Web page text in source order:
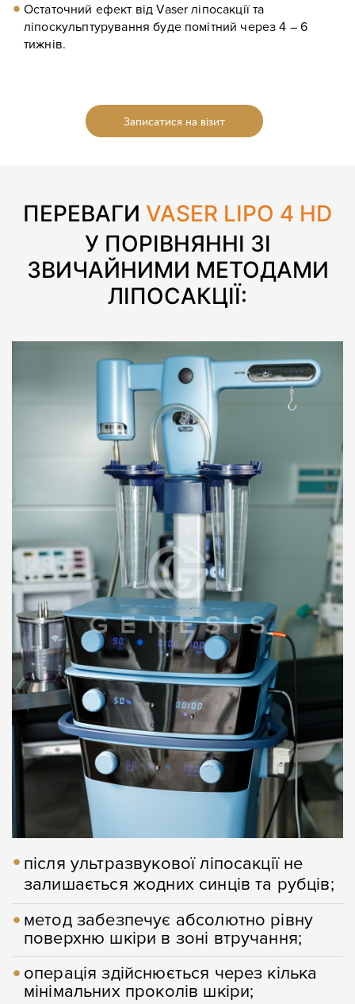
Остаточний ефект від Vaser ліпосакції та
ліпоскульптурування буде помітний через 4 – 6
тижнів.
Записатися на візит
ПЕРЕВАГИ VASER LIPO 4 HD
У ПОРІВНЯННІ ЗІ
ЗВИЧАЙНИМИ МЕТОДАМИ
ЛІПОСАКЦІЇ:
після ультразвукової ліпосакції не
залишається жодних синців та рубців;
метод забезпечує абсолютно рівну
поверхню шкіри в зоні втручання;
операція здійснюється через кілька
мінімальних проколів шкіри;
Залишити
контакти
Ваше ім'я Ваш телефон
Повідомлення
Надіслати
Залишити
контакти
Ваше ім'я Ваш телефон
Повідомлення
Надіслати